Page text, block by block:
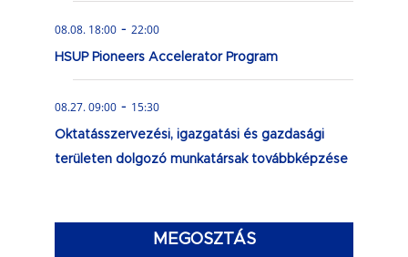
08.08. 18:00 - 22:00
HSUP Pioneers Accelerator Program
08.27. 09:00 - 15:30
Oktatásszervezési, igazgatási és gazdasági
területen dolgozó munkatársak továbbképzése
MEGOSZTÁS